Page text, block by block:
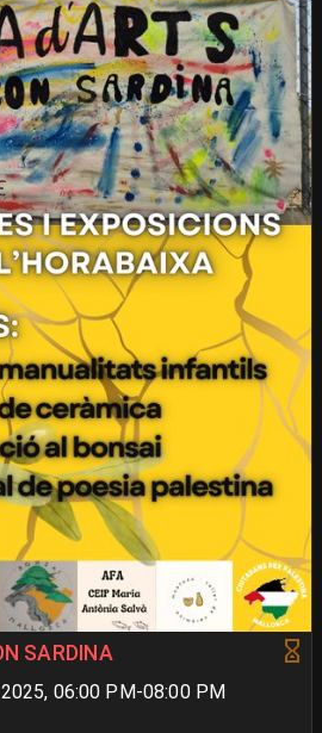
SARDINA
06:00 PM-08:00 PM